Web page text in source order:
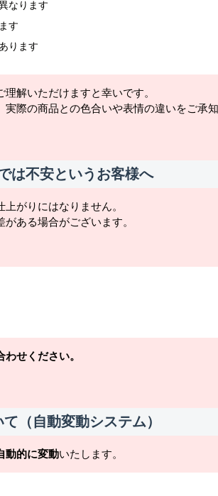
なります
す
ります
理解いただけますと幸いです。
際の商品との色合いや表情の違いをご承
は不安というお客様へ
がりにはなりません。
ある場合がございます。
せください。
（自動変動システム）
動的に変動いたします。